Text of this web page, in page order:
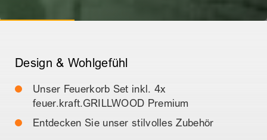
Design & Wohlgefühl
Unser Feuerkorb Set inkl. 4x
feuer.kraft.GRILLWOOD Premium
Entdecken Sie unser stilvolles Zubehör